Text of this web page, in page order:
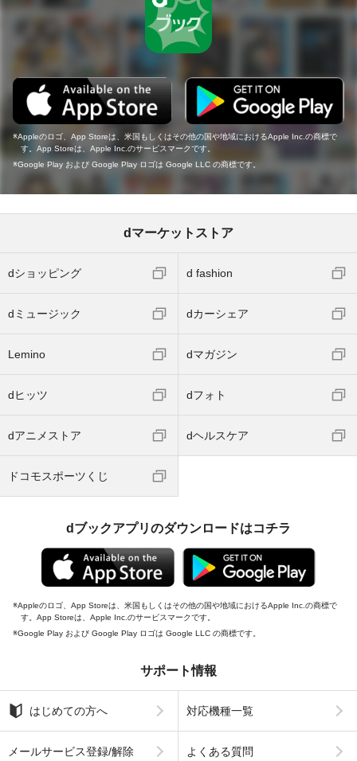
Appleのロゴ、App Storeは、米国もしくはその他の国や地域におけるApple Inc.の商標で
す。App Storeは、Apple Inc.のサービスマークです。
Google Play および Google Play ロゴは Google LLC の商標です。
dマーケットストア
dショッピング d fashion
dミュージック dカーシェア
Lemino dマガジン
dヒッツ dフォト
dアニメストア dヘルスケア
ドコモスポーツくじ
dブックアプリのダウンロードはコチラ
Appleのロゴ、App Storeは、米国もしくはその他の国や地域におけるApple Inc.の商標で
す。App Storeは、Apple Inc.のサービスマークです。
Google Play および Google Play ロゴは Google LLC の商標です。
サポート情報
はじめての方へ 対応機種一覧
メールサービス登録/解除 よくある質問